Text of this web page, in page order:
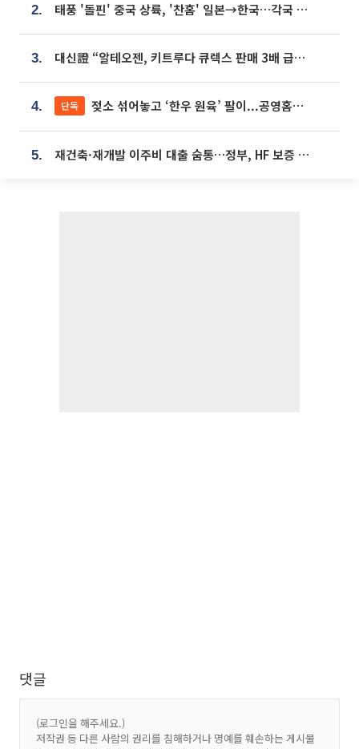
2. 태풍 '돌핀' 중국 상륙, '찬홈' 일본→한국…각국 기상청 예상 경로는?
3. 대신證 “알테오젠, 키트루다 큐렉스 판매 3배 급증…목표가 41만원 상향”
4. 단독 젖소 섞어놓고 ‘한우 원육’ 팔이...공영홈쇼핑 표기·검증 구멍
5. 재건축·재개발 이주비 대출 숨통…정부, HF 보증 신설 추진
댓글